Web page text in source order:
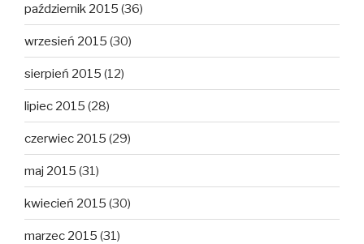
październik 2015 (36)
wrzesień 2015 (30)
sierpień 2015 (12)
lipiec 2015 (28)
czerwiec 2015 (29)
maj 2015 (31)
kwiecień 2015 (30)
marzec 2015 (31)